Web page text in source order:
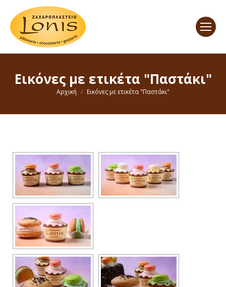
Εικόνες με ετικέτα "Παστάκι"
You are here:
Αρχική Εικόνες με ετικέτα "Παστάκι"